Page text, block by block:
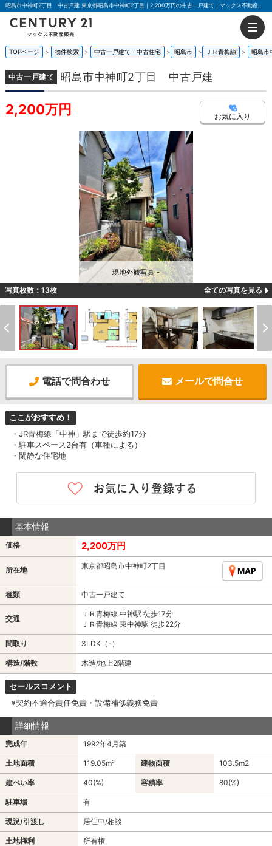
昭島市中神町2丁目 中古戸建 東京都昭島市中神町2丁目｜2,200万円の中古一戸建て｜マックス不動産販売 東京八王子店
TOPページ 物件検索 中古一戸建て・中古住宅 昭島市 ＪＲ青梅線 昭島市
中古一戸建て 昭島市中神町2丁目 中古戸建
2,200万円 お気に入り
現地外観写真 -
写真枚数：13枚 全ての写真を見る
電話で問合わせ メールで問合せ
ここがおすすめ！
・JR青梅線「中神」駅まで徒歩約17分
・駐車スペース2台有（車種による）
・閑静な住宅地
基本情報
価格 2,200万円
所在地 東京都昭島市中神町2丁目
MAP
種類 中古一戸建て
交通
ＪＲ青梅線 中神駅 徒歩17分
ＪＲ青梅線 東中神駅 徒歩22分
間取り 3LDK（-）
構造/階数 木造/地上2階建
セールスコメント
※契約不適合責任免責・設備補修義務免責
詳細情報
完成年 1992年4月築
土地面積 119.05m² 建物面積 103.5m2
建ぺい率 40(%) 容積率 80(%)
駐車場 有
現況/引渡し 居住中/相談
土地権利 所有権